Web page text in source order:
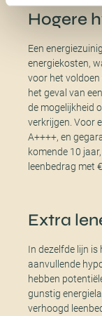
Hogere
Een
energiekosten,
voor het
het geval van
de mogelijkheid
verkrijgen. Voor
A++++, en
komende 10
leenbedrag met
Extra
In dezelfde lijn is
aanvullende
hebben
gunstig
verhoogd